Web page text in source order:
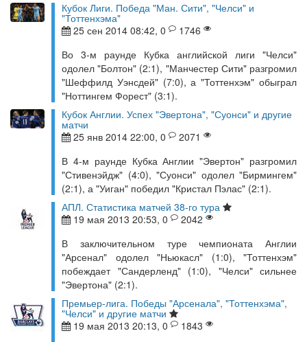
Кубок Лиги. Победа "Ман. Сити", "Челси" и
"Тоттенхэма"
25 сен 2014 08:42, 0
1746
Во 3-м раунде Кубка английской лиги "Челси"
одолел "Болтон" (2:1), "Манчестер Сити" разгромил
"Шеффилд Уэнсдей" (7:0), а "Тоттенхэм" обыграл
"Ноттингем Форест" (3:1).
Кубок Англии. Успех "Эвертона", "Суонси" и другие
матчи
25 янв 2014 22:00, 0
2071
В 4-м раунде Кубка Англии "Эвертон" разгромил
"Стивенэйдж" (4:0), "Суонси" одолел "Бирмингем"
(2:1), а "Уиган" победил "Кристал Пэлас" (2:1).
АПЛ. Статистика матчей 38-го тура
19 мая 2013 20:53, 0
2042
В заключительном туре чемпионата Англии
"Арсенал" одолел "Ньюкасл" (1:0), "Тоттенхэм"
побеждает "Сандерленд" (1:0), "Челси" сильнее
"Эвертона" (2:1).
Премьер-лига. Победы "Арсенала", "Тоттенхэма",
"Челси" и другие матчи
19 мая 2013 20:13, 0
1843